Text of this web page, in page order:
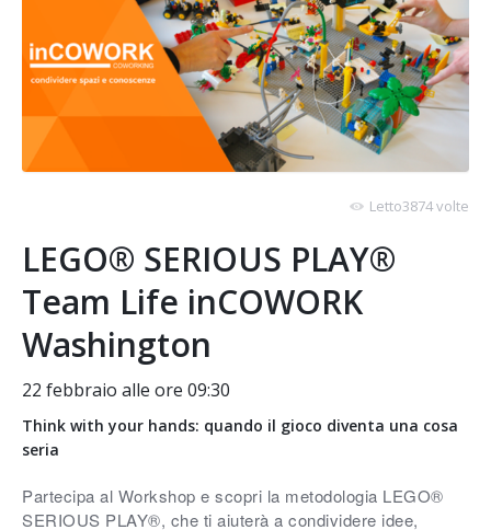
Letto3874 volte
LEGO® SERIOUS PLAY®
Team Life inCOWORK
Washington
22 febbraio alle ore 09:30
Think with your hands: quando il gioco diventa una cosa
seria
Partecipa al Workshop e scopri la metodologia LEGO®
SERIOUS PLAY®, che ti aiuterà a condividere idee,